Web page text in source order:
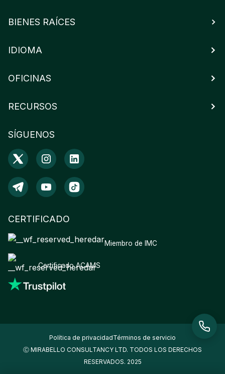
BIENES RAÍCES
IDIOMA
SÍGUENOS
OFICINAS
RECURSOS
CERTIFICADO
Miembro de IMC
Certificado ACAMS
Política de privacidadTérminos de servicio
Ⓒ MIRABELLO CONSULTANCY LTD. TODOS LOS DERECHOS
RESERVADOS. 2025